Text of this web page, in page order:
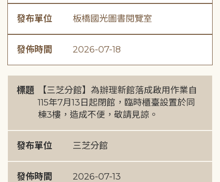
發布單位 板橋國光圖書閱覽室
發佈時間 2026-07-18
標題
【三芝分館】為辦理新館落成啟用作業自
115年7月13日起閉館，臨時櫃臺設置於同
棟3樓，造成不便，敬請見諒。
發布單位 三芝分館
發佈時間 2026-07-13